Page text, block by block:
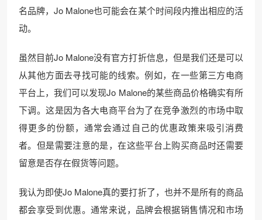
名品牌，Jo Malone也可能会在某个时间段内推出相应的活
动。
虽然目前Jo Malone没有官方打折信息，但是我们还是可以
从其他方面去寻找可能的线索。例如，在一些第三方电商
平台上，我们可以发现Jo Malone的某些商品价格确实有所
下调。这是因为各大电商平台为了在竞争激烈的市场中取
得更多的份额，通常会通过自己的优惠政策来吸引消费
者。但是需要注意的是，在这些平台上购买商品时还需要
留意是否存在假货等问题。
我认为即使Jo Malone真的要打折了，也并不是所有的商品
都会享受到优惠。通常来说，品牌会根据销售情况和市场